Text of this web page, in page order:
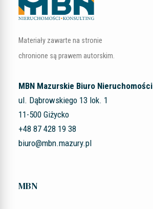
Materiały zawarte na stronie
chronione są prawem autorskim.
MBN Mazurskie Biuro Nieruchomości
ul. Dąbrowskiego 13 lok. 1
11-500 Giżycko
+48 87 428 19 38
biuro@mbn.mazury.pl
MBN